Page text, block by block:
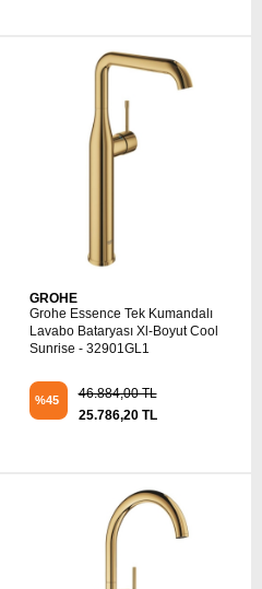
GROHE
Grohe Essence Tek Kumandalı
Lavabo Bataryası Xl-Boyut Cool
Sunrise - 32901GL1
%45
46.884,00 TL
25.786,20 TL